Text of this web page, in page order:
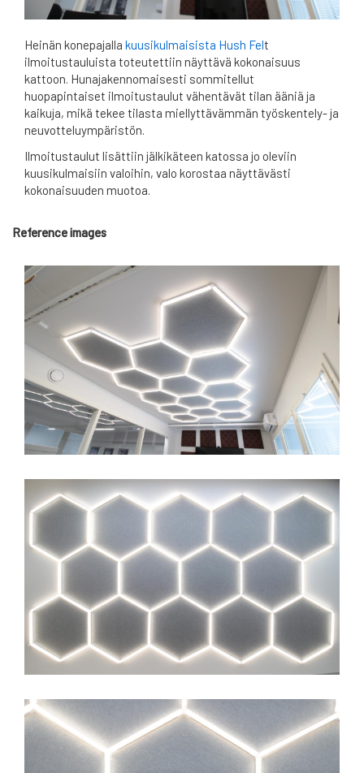
Heinän konepajalla kuusikulmaisista Hush Felt
ilmoitustauluista toteutettiin näyttävä kokonaisuus
kattoon. Hunajakennomaisesti sommitellut
huopapintaiset ilmoitustaulut vähentävät tilan ääniä ja
kaikuja, mikä tekee tilasta miellyttävämmän työskentely- ja
neuvotteluympäristön.
Ilmoitustaulut lisättiin jälkikäteen katossa jo oleviin
kuusikulmaisiin valoihin, valo korostaa näyttävästi
kokonaisuuden muotoa.
Reference images